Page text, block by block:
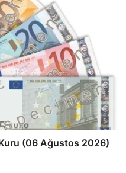
(06 Ağustos 2026)